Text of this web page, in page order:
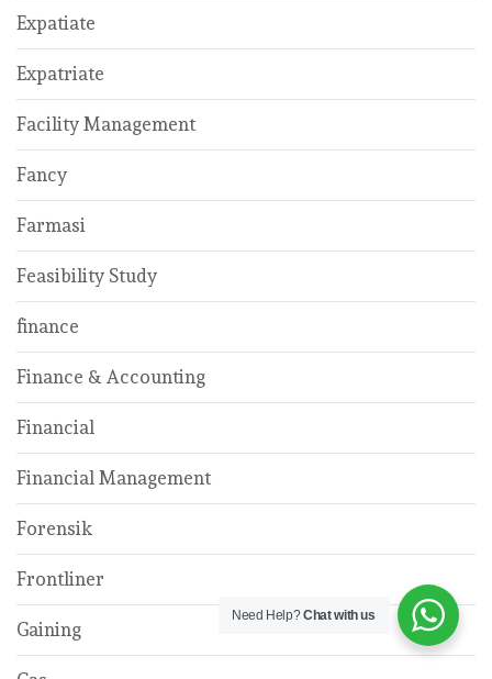
Expatiate
Expatriate
Facility Management
Fancy
Farmasi
Feasibility Study
finance
Finance & Accounting
Financial
Financial Management
Forensik
Frontliner
Gaining
Need Help?Chat with us